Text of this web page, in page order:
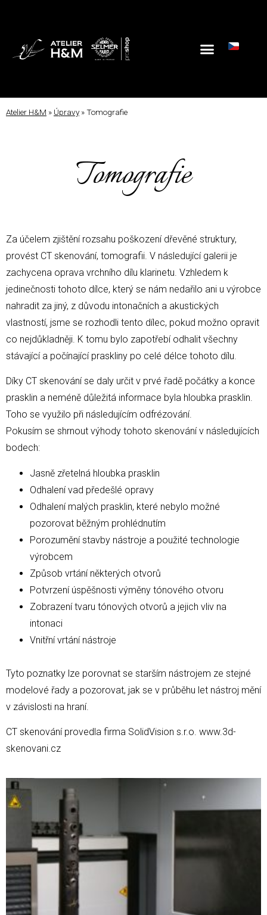
Atelier H&M » Úpravy»Tomografie
Tomografie
Za účelem zjištění rozsahu poškození dřevěné struktury,
provést CT skenování, tomografii. V následující galerii je
zachycena oprava vrchního dílu klarinetu. Vzhledem k
jedinečnosti tohoto dílce, který se nám nedařilo ani u výrobce
nahradit za jiný, z důvodu intonačních a akustických
vlastností, jsme se rozhodli tento dílec, pokud možno opravit
co nejdůkladněji. K tomu bylo zapotřebí odhalit všechny
stávající a počínající praskliny po celé délce tohoto dílu.
Díky CT skenování se daly určit v prvé řadě počátky a konce
prasklin a neméně důležitá informace byla hloubka prasklin.
Toho se využilo při následujícím odfrézování.
Pokusím se shrnout výhody tohoto skenování v následujících
bodech:
Jasně zřetelná hloubka prasklin
Odhalení vad předešlé opravy
Odhalení malých prasklin, které nebylo možné
pozorovat běžným prohlédnutím
Porozumění stavby nástroje a použité technologie
výrobcem
Způsob vrtání některých otvorů
Potvrzení úspěšnosti výměny tónového otvoru
Zobrazení tvaru tónových otvorů a jejich vliv na
intonaci
Vnitřní vrtání nástroje
Tyto poznatky lze porovnat se starším nástrojem ze stejné
modelové řady a pozorovat, jak se v průběhu let nástroj mění
v závislosti na hraní.
CT skenování provedla firma SolidVision s.r.o. www.3d-
skenovani.cz